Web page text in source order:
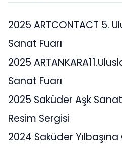
2025 ARTCONTACT 5.
Sanat Fuarı
2025
Sanat Fuarı
2025 Saküder Aşk
Resim Sergisi
2024 Saküder